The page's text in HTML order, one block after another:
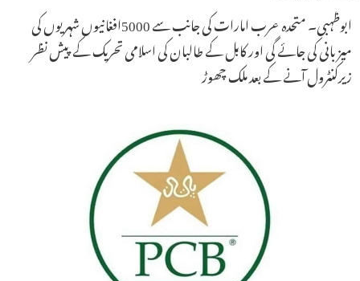
ابوظہبی۔ متحدہ عرب امارات کی جانب سے 5000افغانیوں شہریوں کی
میزبانی کی جائے گی اور کابل کے طالبان کی اسلامی تحریک کے پیش نظر
زیرکنٹرول آنے کے بعد ملک چھوڑ